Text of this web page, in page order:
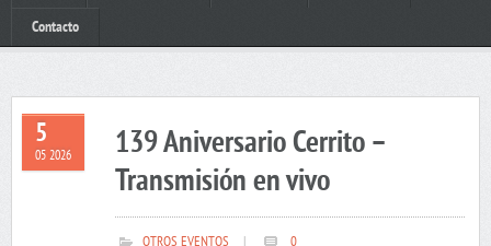
Contacto
5
05 2026
139 Aniversario Cerrito –
Transmisión en vivo